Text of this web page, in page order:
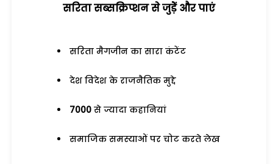
सरिता सब्सक्रिप्शन से जुड़ेें और पाएं
सरिता मैगजीन का सारा कंटेंट
देश विदेश के राजनैतिक मुद्दे
7000 से ज्यादा कहानियां
समाजिक समस्याओं पर चोट करते लेख